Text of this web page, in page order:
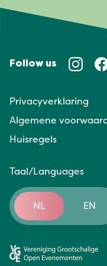
Follow us
Privacyverklaring
Algemene
Huisregels
Taal/Languages
NL EN